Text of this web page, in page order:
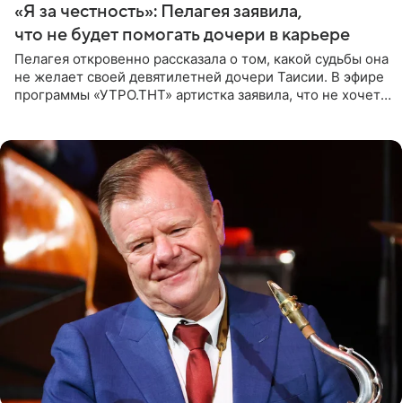
«Я за честность»: Пелагея заявила,
что не будет помогать дочери в карьере
Пелагея откровенно рассказала о том, какой судьбы она
не желает своей девятилетней дочери Таисии. В эфире
программы «УТРО.ТНТ» артистка заявила, что не хочет